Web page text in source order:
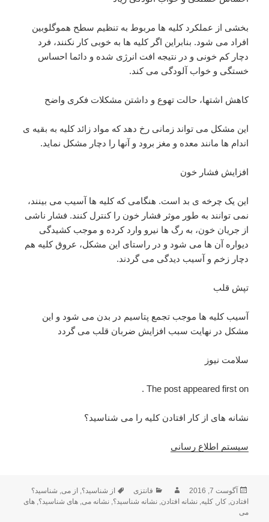
بخشی از عملکرد کلیه ها مربوط به تنظیم سطح هموگلوبین
افراد می شود. بنابراین اگر کلیه ها به خوبی کار نکنند، فرد
دچار کم خونی و در نتیجه افت انرژی شده و دائما احساس
خستگی و خواب آلودگی می کند.
کاهش اشتها، حالت تهوع و داشتن مشکلات فکری واضح
این مشکل می تواند زمانی رخ دهد که مواد زائد کلیه به بقیه ی
اندام ها مانند معده و مغز برود و آنها را دچار مشکل نماید.
افزایش فشار خون
این یک چرخه ی بد است. هنگامی که کلیه ها آسیب می بینند،
نمی توانند به طور موثر فشار خون را کنترل کنند. فشار ناشی
از جریان خون، به رگ ها نیرو وارد کرده و موجب کشیدگی
دیواره آن ها می شود و در راستای این مشکل، عروق کلیه هم
دچار زخم و آسیب دیدگی می گردند.
تپش قلب
آسیب کلیه ها موجب تجمع پتاسیم در بدن می شود و این
مشکل در نهایت سبب افزایش ضربان قلب می گردد
سلامت نیوز
The post appeared first on .
نشانه های از کار افتادن کلیه را می شناسید؟
سیستم اطلاع رسانی
ارسال
شده
آگوست 7, 2016 نویسندهدسته‌ها
فانتزی برچسب‌ها
از شناسید؟,از می, شناسید؟
افتادن,کار,کلیه,نشانه افتادن,نشانه شناسید؟,نشانه می,های شناسید؟,های
می